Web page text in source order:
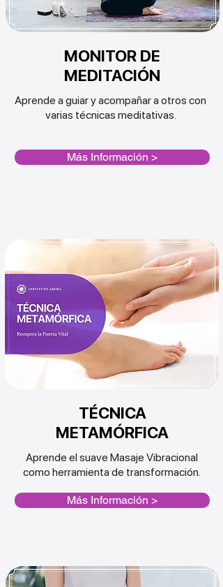
MONITOR DE
MEDITACIÓN
Aprende a guiar yacompañara otros con
varias técnicas meditativas.
Más Información >
TÉCNICA
METAMÓRFICA
Aprende el suave Masaje Vibracional
como herramienta de transformación.
Más Información >